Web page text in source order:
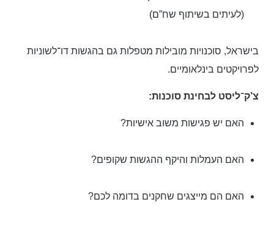
(לעיתים בשיתוף שח”ם)
בישראל, סוכנויות מובילות מטפלות גם בהגשות דו־לשוניות
לפרויקטים בינלאומיים.
צ’ק־ליסט לבחינת סוכנות:
האם יש פגישות משוב אישיות?
האם העמלות והיקף ההגשות שקופים?
האם הם מייצגים שחקנים בדומה לכם?